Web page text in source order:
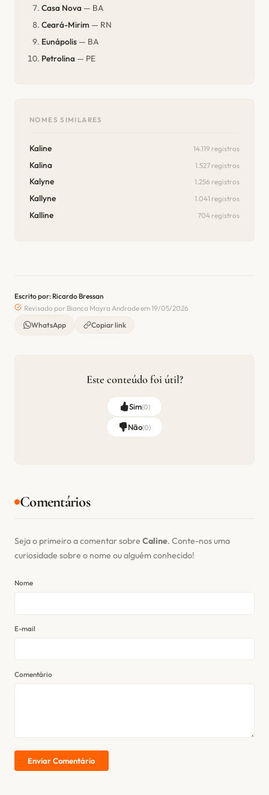
Casa Nova — BA
Ceará-Mirim — RN
Eunápolis — BA
Petrolina — PE
NOMES SIMILARES
Kaline 14.119 registros
Kalina 1.527 registros
Kalyne 1.256 registros
Kallyne 1.041 registros
Kalline 704 registros
Escrito por: Ricardo Bressan
Revisado por Bianca Mayra Andrade em 19/05/2026
WhatsApp
Copiar link
Este conteúdo foi útil?
Sim(0)
Não(0)
Comentários
Seja o primeiro a comentar sobre Caline. Conte-nos uma
curiosidade sobre o nome ou alguém conhecido!
Nome
E-mail
Comentário
Enviar Comentário